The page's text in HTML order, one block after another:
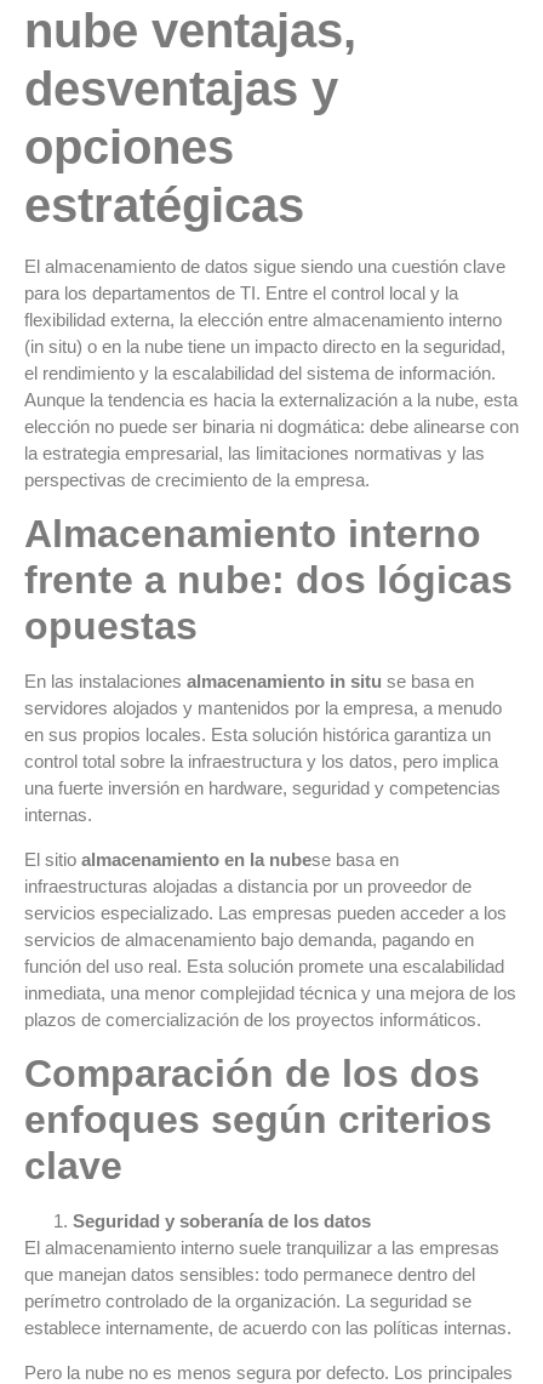
nube ventajas,
desventajas y
opciones
estratégicas
El almacenamiento de datos sigue siendo una cuestión clave
para los departamentos de TI. Entre el control local y la
flexibilidad externa, la elección entre almacenamiento interno
(in situ) o en la nube tiene un impacto directo en la seguridad,
el rendimiento y la escalabilidad del sistema de información.
Aunque la tendencia es hacia la externalización a la nube, esta
elección no puede ser binaria ni dogmática: debe alinearse con
la estrategia empresarial, las limitaciones normativas y las
perspectivas de crecimiento de la empresa.
Almacenamiento interno
frente a nube: dos lógicas
opuestas
En las instalaciones almacenamiento in situ se basa en
servidores alojados y mantenidos por la empresa, a menudo
en sus propios locales. Esta solución histórica garantiza un
control total sobre la infraestructura y los datos, pero implica
una fuerte inversión en hardware, seguridad y competencias
internas.
El sitio almacenamiento en la nubese basa en
infraestructuras alojadas a distancia por un proveedor de
servicios especializado. Las empresas pueden acceder a los
servicios de almacenamiento bajo demanda, pagando en
función del uso real. Esta solución promete una escalabilidad
inmediata, una menor complejidad técnica y una mejora de los
plazos de comercialización de los proyectos informáticos.
Comparación de los dos
enfoques según criterios
clave
Seguridad y soberanía de los datos
El almacenamiento interno suele tranquilizar a las empresas
que manejan datos sensibles: todo permanece dentro del
perímetro controlado de la organización. La seguridad se
establece internamente, de acuerdo con las políticas internas.
Pero la nube no es menos segura por defecto. Los principales